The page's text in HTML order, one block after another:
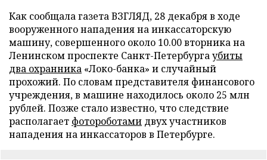
Как сообщала газета ВЗГЛЯД, 28 декабря в ходе
вооруженного нападения на инкассаторскую
машину, совершенного около 10.00 вторника на
Ленинском проспекте Санкт-Петербургаубиты
два охранника «Локо-банка» и случайный
прохожий. По словам представителя финансового
учреждения, в машине находилось около 25 млн
рублей. Позже стало известно, что следствие
располагает фотороботами двух участников
нападения на инкассаторов в Петербурге.